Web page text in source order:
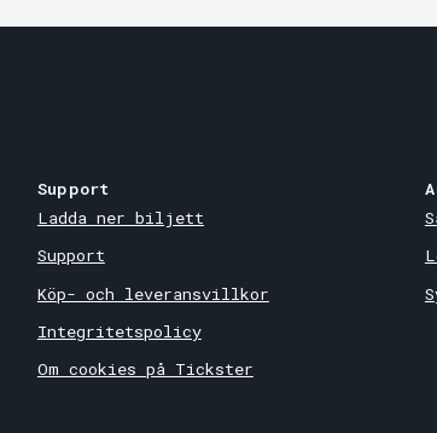
Support
Ladda ner biljett
Support
Köp- och leveransvillkor
Integritetspolicy
Om cookies på Tickster